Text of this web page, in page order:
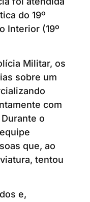
do 19º
Interior (19º
Militar, os
sobre um
com
o
que, ao
tentou
e,